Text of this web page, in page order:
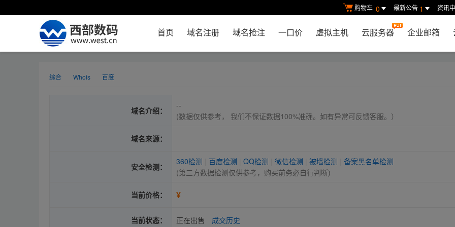
购物车 0 最新公告 1 资讯
首页 域名注册 域名抢注 一口价 虚拟主机 云服务器 企业邮箱
综合 Whois 百度
域名介绍：
--
(数据仅供参考， 我们不保证数据100%准确。如有异常可反馈客服。）
域名来源：
安全检测：
360检测 百度检测 QQ检测 微信检测 被墙检测
备案黑名单检测
(第三方数据检测仅供参考，购买前务必自行判断)
当前价格： ¥
当前状态： 正在出售 成交历史